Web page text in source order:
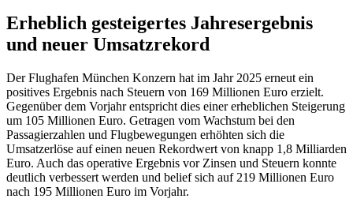
Erheblich gesteigertes Jahresergebnis
und neuer Umsatzrekord
Der Flughafen München Konzern hat im Jahr 2025 erneut ein
positives Ergebnis nach Steuern von 169 Millionen Euro erzielt.
Gegenüber dem Vorjahr entspricht dies einer erheblichen Steigerung
um 105 Millionen Euro. Getragen vom Wachstum bei den
Passagierzahlen und Flugbewegungen erhöhten sich die
Umsatzerlöse auf einen neuen Rekordwert von knapp 1,8 Milliarden
Euro. Auch das operative Ergebnis vor Zinsen und Steuern konnte
deutlich verbessert werden und belief sich auf 219 Millionen Euro
nach 195 Millionen Euro im Vorjahr.